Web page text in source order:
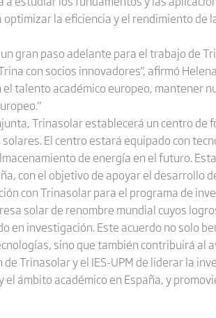
la eficiencia y el rendimiento
gran paso adelante para el trabajo de
con socios innovadores", afirmó
talento académico europeo, mantener
Trinasolar establecerá un centro de
El centro estará equipado con
de energía en el futuro.
con el objetivo de apoyar el desarrollo
con Trinasolar para el programa de
solar de renombre mundial cuyos
en investigación. Este acuerdo no solo
sino que también contribuirá al
Trinasolar y el IES-UPM de liderar la
ámbito académico en España, y